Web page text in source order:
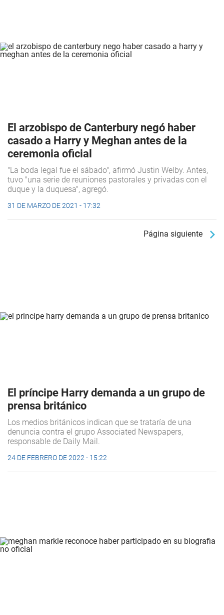
El arzobispo de Canterbury negó haber
casado a Harry y Meghan antes de la
ceremonia oficial
"La boda legal fue el sábado", afirmó Justin Welby. Antes,
tuvo "una serie de reuniones pastorales y privadas con el
duque y la duquesa", agregó.
31 DE MARZO DE 2021 - 17:32
Página siguiente
El príncipe Harry demanda a un grupo de
prensa británico
Los medios británicos indican que se trataría de una
denuncia contra el grupo Associated Newspapers,
responsable de Daily Mail.
24 DE FEBRERO DE 2022 - 15:22